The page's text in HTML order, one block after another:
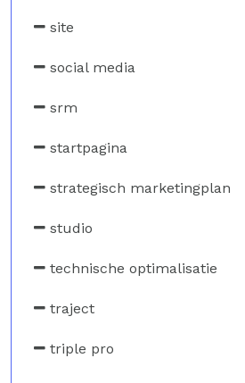
site
social media
srm
startpagina
strategisch marketingplan
studio
technische optimalisatie
traject
triple pro